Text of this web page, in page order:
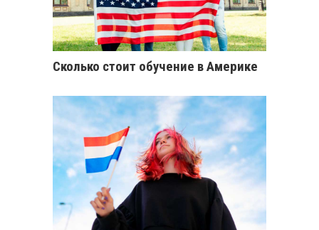
Сколько стоит обучение в Америке